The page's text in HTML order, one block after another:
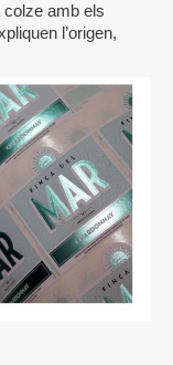
colze amb els
l’origen,